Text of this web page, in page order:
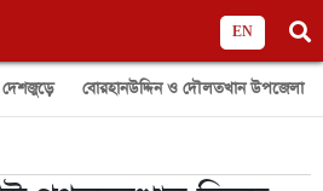
EN
দেশজুড়ে বোরহানউদ্দিন ও দৌলতখান উপজেলা